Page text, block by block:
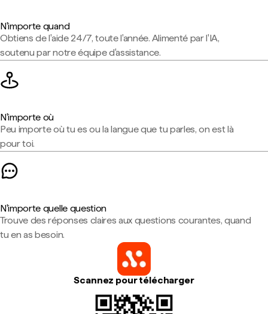
N'importe quand
Obtiens de l'aide 24/7, toute l'année. Alimenté par l'IA,
soutenu par notre équipe d'assistance.
N'importe où
Peu importe où tu es ou la langue que tu parles, on est là
pour toi.
N'importe quelle question
Trouve des réponses claires aux questions courantes, quand
tu en as besoin.
Scannez pour télécharger